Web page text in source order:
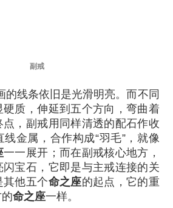
副戒
的线条依旧是光滑明亮。而不同
质，伸延到五个方向，弯曲着
，副戒用同样清透的配石作收
金属，合作构成“羽毛”，就像
一一展开；而在副戒核心地方，
宝石，它即是与主戒连接的关
其他五个命之座的起点，它的重
命之座一样。